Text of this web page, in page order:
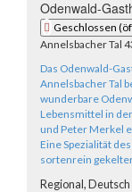
Odenwald-
Geschlossen
Annelsbacher Tal
Das Odenwald-
Annelsbacher Tal
wunderbare
Lebensmittel in
und Peter Merkel
Eine Spezialität
sortenrein
Regional,Deutsch